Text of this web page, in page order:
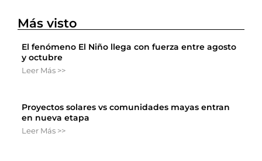
Más visto
El fenómeno El Niño llega con fuerza entre agosto
y octubre
Leer Más >>
Proyectos solares vs comunidades mayas entran
en nueva etapa
Leer Más >>